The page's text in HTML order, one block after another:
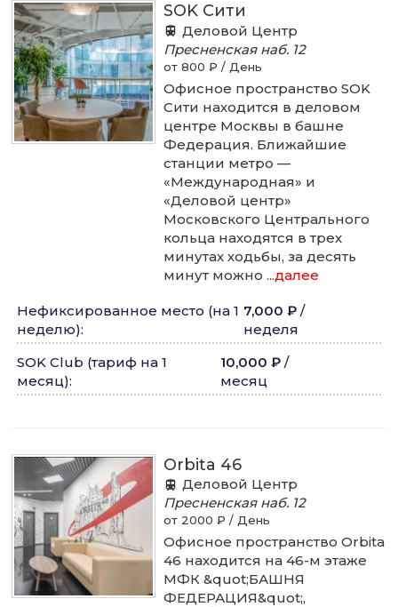
SOK Сити
Деловой Центр
Пресненская наб. 12
от 800 ₽ / День
Офисное пространство SOK
Сити находится в деловом
центре Москвы в башне
Федерация. Ближайшие
станции метро —
«Международная» и
«Деловой центр»
Московского Центрального
кольца находятся в трех
минутах ходьбы, за десять
минут можно ...далее
Нефиксированное место (на 1
неделю):
7,000 ₽ /
неделя
SOK Club (тариф на 1
месяц):
10,000 ₽ /
месяц
Orbita 46
Деловой Центр
Пресненская наб. 12
от 2000 ₽ / День
Офисное пространство Orbita
46 находится на 46-м этаже
МФК &quot;БАШНЯ
ФЕДЕРАЦИЯ&quot;,